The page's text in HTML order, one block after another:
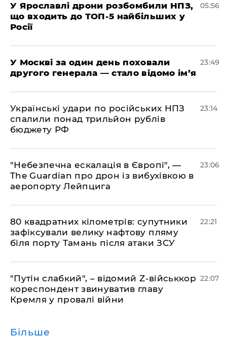
У Ярославлі дрони розбомбили НПЗ,
що входить до ТОП-5 найбільших у
Росії
05:56
​У Москві за один день поховали
другого генерала — стало відомо ім’я
23:49
​Українські удари по російських НПЗ
спалили понад трильйон рублів
бюджету РФ
23:14
​"Небезпечна ескалація в Європі", —
The Guardian про дрон із вибухівкою в
аеропорту Лейпцига
23:06
​80 квадратних кілометрів: супутники
зафіксували велику нафтову пляму
біля порту Тамань після атаки ЗСУ
22:21
"Путін слабкий", – відомий Z-військкор
кореспондент звинуватив главу
Кремля у провалі війни
22:07
Більше